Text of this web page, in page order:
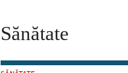
Sănătate